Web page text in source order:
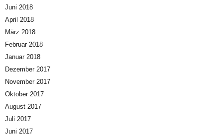
Juni 2018
April 2018
März 2018
Februar 2018
Januar 2018
Dezember 2017
November 2017
Oktober 2017
August 2017
Juli 2017
Juni 2017